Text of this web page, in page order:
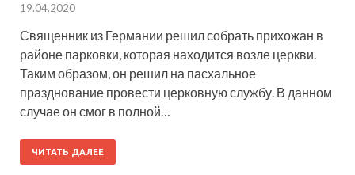
19.04.2020
Священник из Германии решил собрать прихожан в
районе парковки, которая находится возле церкви.
Таким образом, он решил на пасхальное
празднование провести церковную службу. В данном
случае он смог в полной…
ЧИТАТЬ ДАЛЕЕ